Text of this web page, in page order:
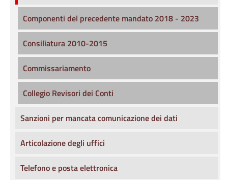
Componenti del precedente mandato 2018 - 2023
Consiliatura 2010-2015
Commissariamento
Collegio Revisori dei Conti
Sanzioni per mancata comunicazione dei dati
Articolazione degli uffici
Telefono e posta elettronica